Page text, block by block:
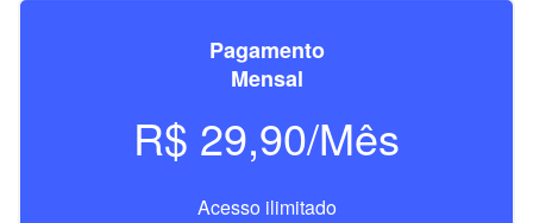
Pagamento
Mensal
R$ 29,90/Mês
Acesso ilimitado